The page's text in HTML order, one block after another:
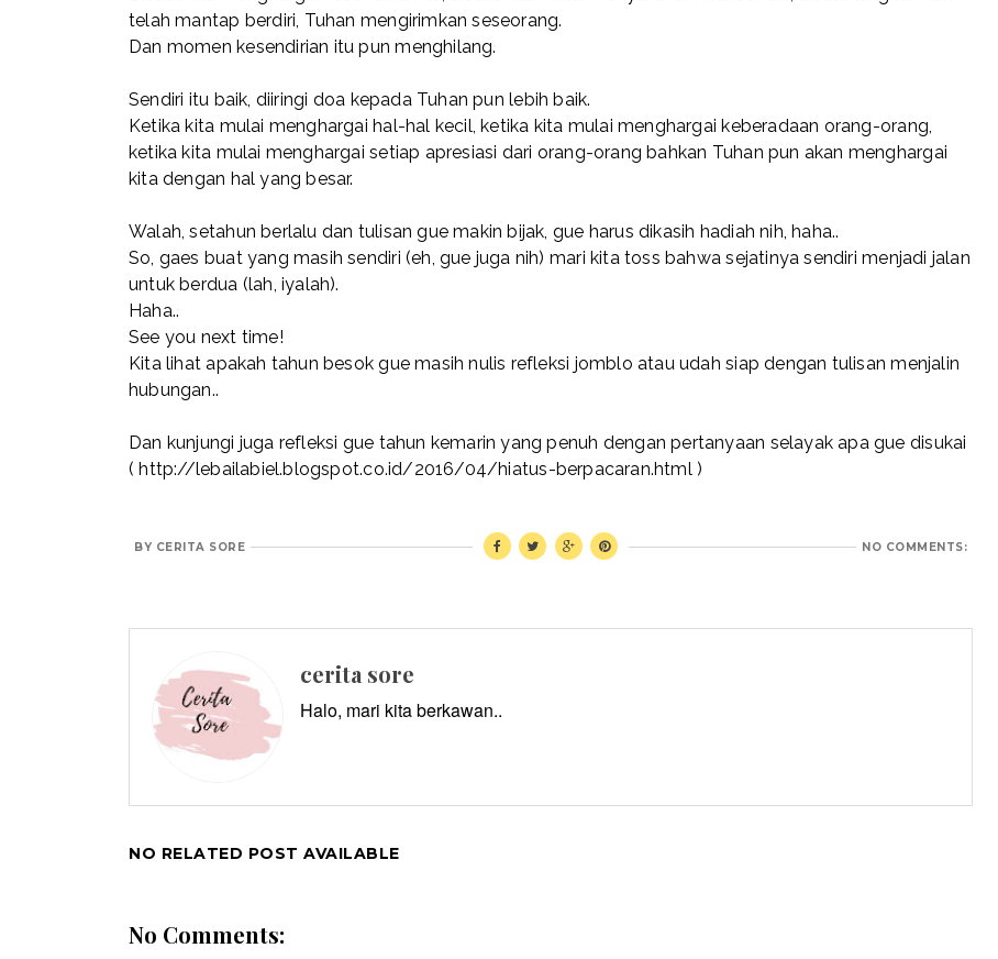
telah mantap berdiri, Tuhan mengirimkan seseorang.
Dan momen kesendirian itu pun menghilang.
Sendiri itu baik, diiringi doa kepada Tuhan pun lebih baik.
Ketika kita mulai menghargai hal-hal kecil, ketika kita mulai menghargai keberadaan orang-orang,
ketika kita mulai menghargai setiap apresiasi dari orang-orang bahkan Tuhan pun akan menghargai
kita dengan hal yang besar.
Walah, setahun berlalu dan tulisan gue makin bijak, gue harus dikasih hadiah nih, haha..
So, gaes buat yang masih sendiri (eh, gue juga nih) mari kita toss bahwa sejatinya sendiri menjadi jalan
untuk berdua (lah, iyalah).
Haha..
See you next time!
Kita lihat apakah tahun besok gue masih nulis refleksi jomblo atau udah siap dengan tulisan menjalin
hubungan..
Dan kunjungi juga refleksi gue tahun kemarin yang penuh dengan pertanyaan selayak apa gue disukai
(http://lebailabiel.blogspot.co.id/2016/04/hiatus-berpacaran.html)
NO COMMENTS:
BY CERITA SORE
cerita sore
Halo, mari kita berkawan..
NO RELATED POST AVAILABLE
No Comments: